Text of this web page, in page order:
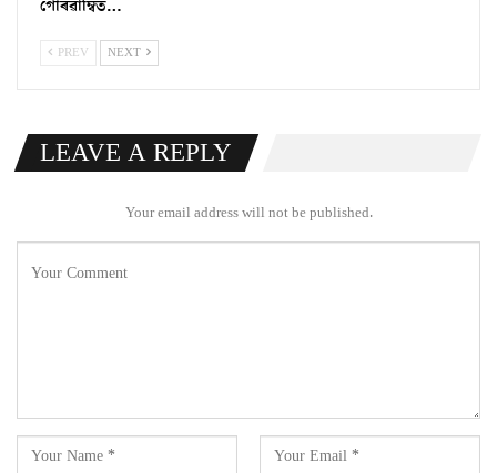
গৌৰৱাম্বিত…
PREV NEXT
LEAVE A REPLY
Your email address will not be published.